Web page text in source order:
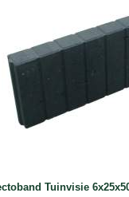
Tuinvisie